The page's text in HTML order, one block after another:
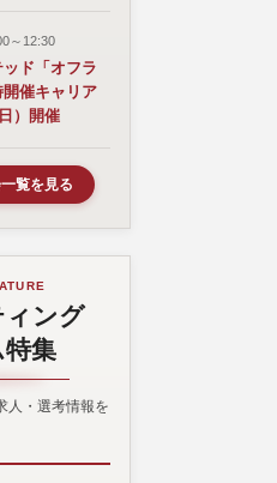
～12:30
ド「オフラ
催キャリア
）開催
覧を見る
ィング
特集
人・選考情報を